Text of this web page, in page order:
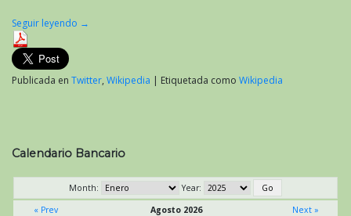
Seguir leyendo →
Publicada en Twitter, Wikipedia | Etiquetada como Wikipedia
Calendario Bancario
Month:
Year:
« Prev
Agosto 2026 Next »